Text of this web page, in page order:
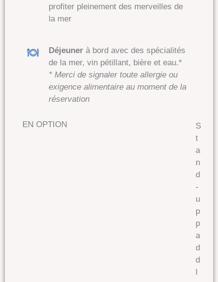
profiter pleinement des merveilles de
la mer
Déjeuner à bord avec des spécialités
de la mer, vin pétillant, bière et eau.*
* Merci de signaler toute allergie ou
exigence alimentaire au moment de la
réservation
EN OPTION
S
t
a
n
d
-
u
p
p
a
d
d